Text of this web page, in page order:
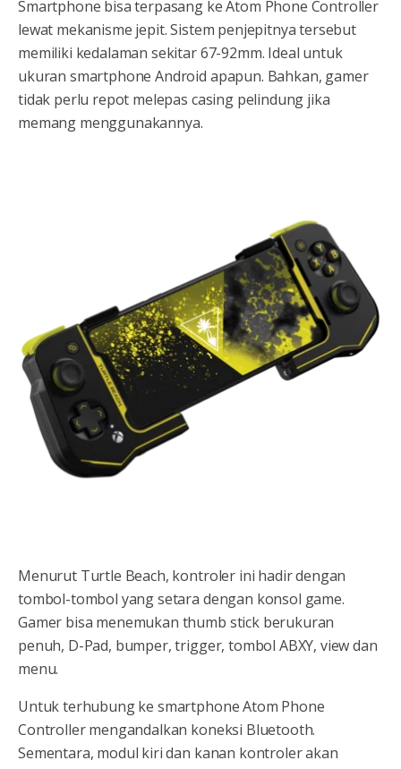
Smartphone bisa terpasang ke Atom Phone Controller
lewat mekanisme jepit. Sistem penjepitnya tersebut
memiliki kedalaman sekitar 67-92mm. Ideal untuk
ukuran smartphone Android apapun. Bahkan, gamer
tidak perlu repot melepas casing pelindung jika
memang menggunakannya.
Menurut Turtle Beach, kontroler ini hadir dengan
tombol-tombol yang setara dengan konsol game.
Gamer bisa menemukan thumb stick berukuran
penuh, D-Pad, bumper, trigger, tombol ABXY, view dan
menu.
Untuk terhubung ke smartphone Atom Phone
Controller mengandalkan koneksi Bluetooth.
Sementara, modul kiri dan kanan kontroler akan